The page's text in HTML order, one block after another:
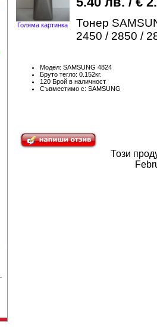
Голяма картинка
Тонер
2450 / 2850 /
Модел: SAMSUNG 4824
Бруто тегло: 0.152кг.
120 Брой в наличност
Съвместимо с: SAMSUNG
Този